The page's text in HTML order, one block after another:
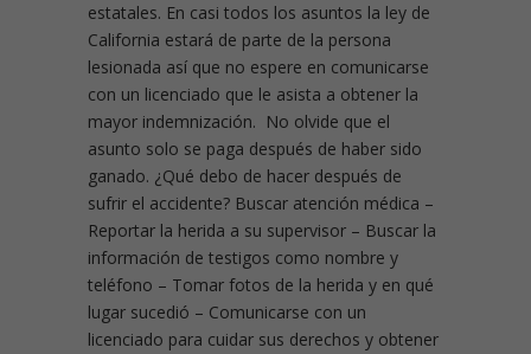
estatales. En casi todos los asuntos la ley de
California estará de parte de la persona
lesionada así que no espere en comunicarse
con un licenciado que le asista a obtener la
mayor indemnización. No olvide que el
asunto solo se paga después de haber sido
ganado. ¿Qué debo de hacer después de
sufrir el accidente? Buscar atención médica –
Reportar la herida a su supervisor – Buscar la
información de testigos como nombre y
teléfono – Tomar fotos de la herida y en qué
lugar sucedió – Comunicarse con un
licenciado para cuidar sus derechos y obtener